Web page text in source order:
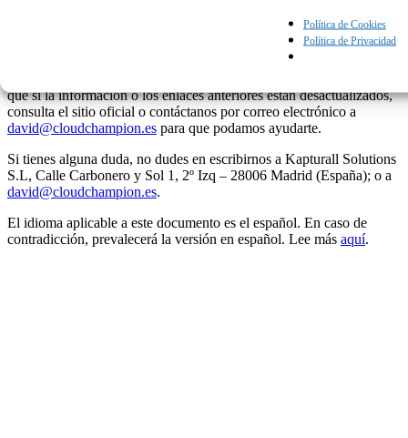
Política de Cookies
Política de Privacidad
que si la información o los enlaces anteriores están desactualizados,
consulta el sitio oficial o contáctanos por correo electrónico a
david@cloudchampion.es para que podamos ayudarte.
Si tienes alguna duda, no dudes en escribirnos a Kapturall Solutions
S.L, Calle Carbonero y Sol 1, 2º Izq – 28006 Madrid (España); o a
david@cloudchampion.es.
El idioma aplicable a este documento es el español. En caso de
contradicción, prevalecerá la versión en español. Lee más aquí.